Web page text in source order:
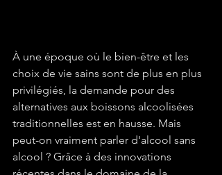
À une époque où le bien-être et les
choix de vie sains sont de plus en plus
privilégiés, la demande pour des
alternatives aux boissons alcoolisées
traditionnelles est en hausse. Mais
peut-on vraiment parler d'alcool sans
alcool ? Grâce à des innovations